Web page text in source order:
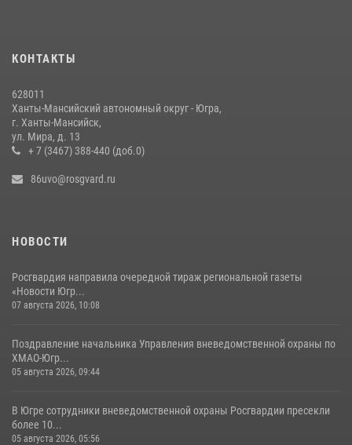
За минувшую неделю сотрудники Росгвардии пресекли более 100
преступлений и правонарушений в Югре
27 июля 2026, 11:42
КОНТАКТЫ
628011
Ханты-Мансийский автономный округ - Югра,
г. Ханты-Мансийск,
ул. Мира, д. 13
+ 7 (3467) 388-440 (доб.0)
86uvo@rosgvard.ru
НОВОСТИ
Росгвардия направила очередной тираж региональной газеты
«Новости Югр...
07 августа 2026, 10:08
Поздравление начальника Управления вневедомственной охраны по
ХМАО-Югр...
05 августа 2026, 09:44
В Югре сотрудники вневедомственной охраны Росгвардии пресекли
более 10...
05 августа 2026, 05:56